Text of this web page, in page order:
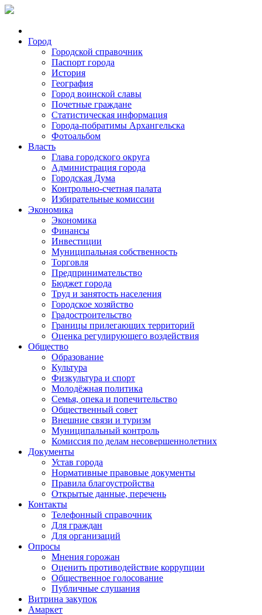
Город
Городской справочник
Паспорт города
История
География
Город воинской славы
Почетные граждане
Статистическая информация
Города-побратимы Архангельска
Фотоальбом
Власть
Глава городского округа
Администрация города
Городская Дума
Контрольно-счетная палата
Избирательные комиссии
Экономика
Экономика
Финансы
Инвестиции
Муниципальная собственность
Торговля
Предпринимательство
Бюджет города
Труд и занятость населения
Городское хозяйство
Градостроительство
Границы прилегающих территорий
Оценка регулирующего воздействия
Общество
Образование
Культура
Физкультура и спорт
Молодёжная политика
Семья, опека и попечительство
Общественный совет
Внешние связи и туризм
Муниципальный контроль
Комиссия по делам несовершеннолетних
Документы
Устав города
Нормативные правовые документы
Правила благоустройства
Открытые данные, перечень
Контакты
Телефонный справочник
Для граждан
Для организаций
Опросы
Мнения горожан
Оценить противодействие коррупции
Общественное голосование
Публичные слушания
Витрина закупок
Амаркет